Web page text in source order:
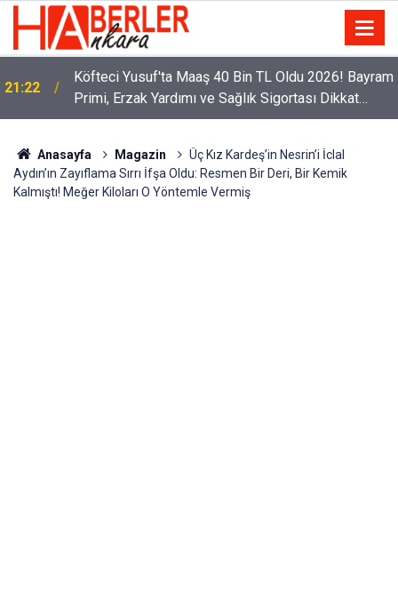
21:22
Köfteci Yusuf'ta Maaş 40 Bin TL Oldu 2026! Bayram
Primi, Erzak Yardımı ve Sağlık Sigortası Dikkat
Çekti
Anasayfa Magazin
Üç Kız Kardeş’in Nesrin’i İclal
Aydın’ın Zayıflama Sırrı İfşa Oldu: Resmen Bir Deri, Bir Kemik
Kalmıştı! Meğer Kiloları O Yöntemle Vermiş